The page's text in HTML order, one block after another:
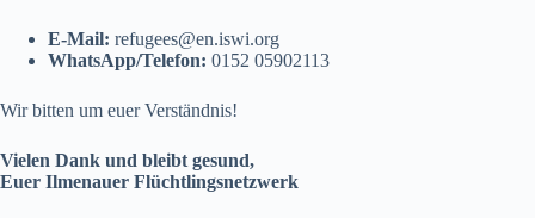
E-Mail: refugees@en.iswi.org
WhatsApp/Telefon: 0152 05902113
Wir bitten um euer Verständnis!
Vielen Dank und bleibt gesund,
Euer Ilmenauer Flüchtlingsnetzwerk